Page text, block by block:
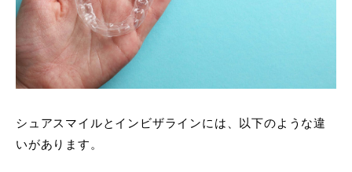
シュアスマイルとインビザラインには、以下のような違
いがあります。